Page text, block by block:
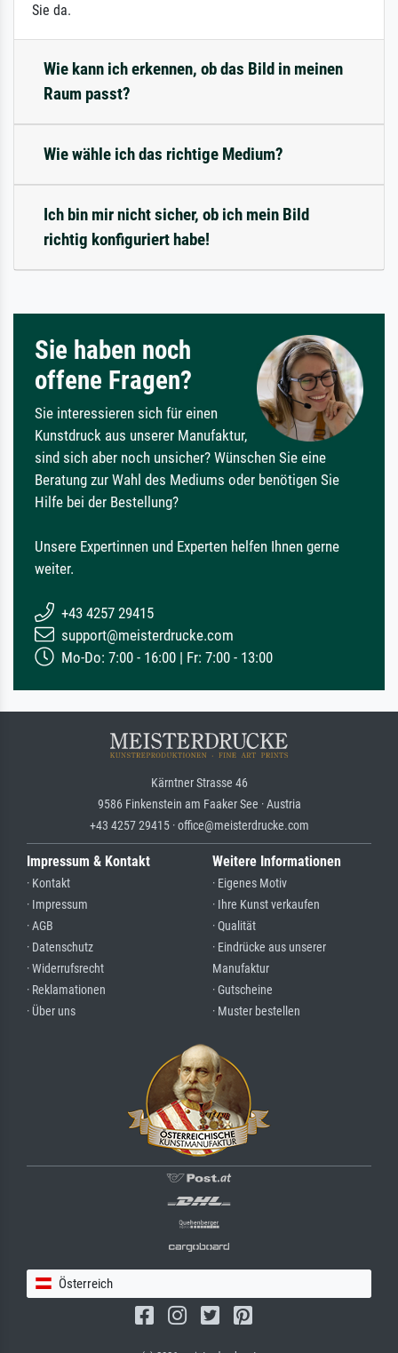
Sie da.
Wie kann ich erkennen, ob das Bild in meinen
Raum passt?
Wie wähle ich das richtige Medium?
Ich bin mir nicht sicher, ob ich mein Bild
richtig konfiguriert habe!
Sie haben noch
offene Fragen?
Sie interessieren sich für einen
Kunstdruck aus unserer Manufaktur,
sind sich aber noch unsicher? Wünschen Sie eine
Beratung zur Wahl des Mediums oder benötigen Sie
Hilfe bei der Bestellung?
Unsere Expertinnen und Experten helfen Ihnen gerne
weiter.
+43 4257 29415
support@meisterdrucke.com
Mo-Do: 7:00 - 16:00 | Fr: 7:00 - 13:00
Kärntner Strasse 46
9586 Finkenstein am Faaker See · Austria
+43 4257 29415 · office@meisterdrucke.com
Impressum & Kontakt
· Kontakt
· Impressum
· AGB
· Datenschutz
· Widerrufsrecht
· Reklamationen
· Über uns
Weitere Informationen
· Eigenes Motiv
· Ihre Kunst verkaufen
· Qualität
· Eindrücke aus unserer
Manufaktur
· Gutscheine
· Muster bestellen
Österreich